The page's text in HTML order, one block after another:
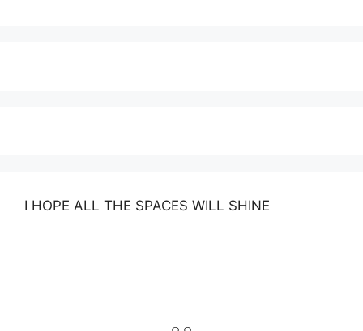
I HOPE ALL THE SPACES WILL SHINE